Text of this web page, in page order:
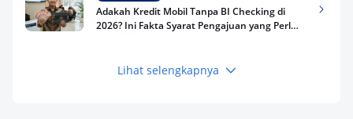
Adakah Kredit Mobil Tanpa BI Checking di
2026? Ini Fakta Syarat Pengajuan yang Perlu
Keuangan
Lihat selengkapnya